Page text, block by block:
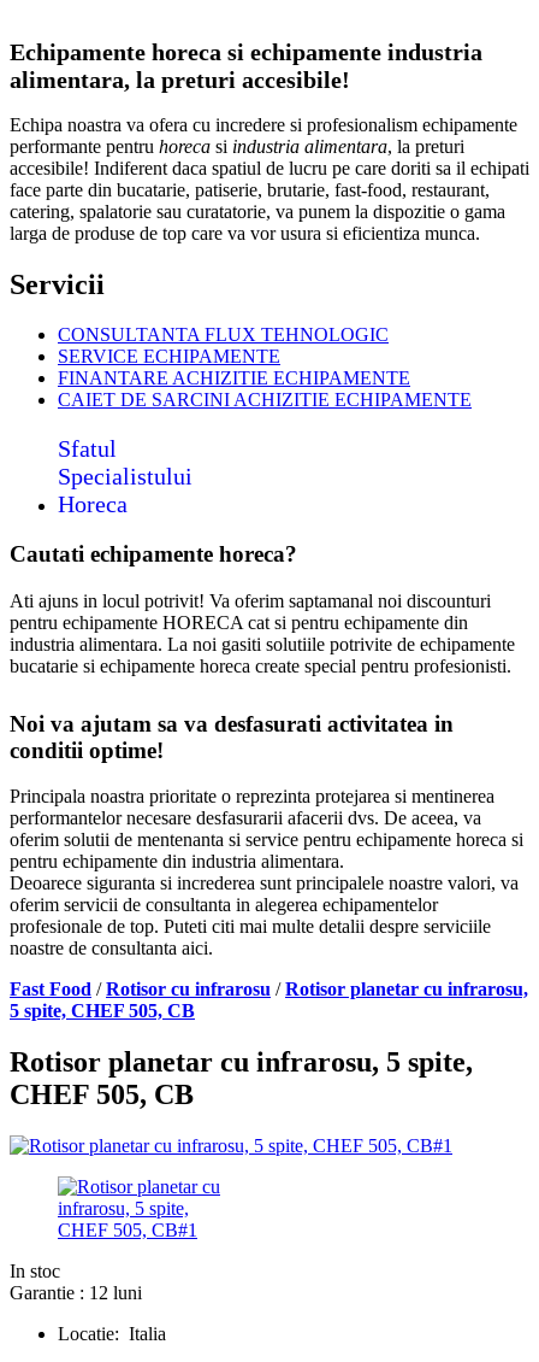
Echipamente horeca si echipamente industria
alimentara, la preturi accesibile!
Echipa noastra va ofera cu incredere si profesionalism echipamente
performante pentru horeca si industria alimentara, la preturi
accesibile! Indiferent daca spatiul de lucru pe care doriti sa il echipati
face parte din bucatarie, patiserie, brutarie, fast-food, restaurant,
catering, spalatorie sau curatatorie, va punem la dispozitie o gama
larga de produse de top care va vor usura si eficientiza munca.
Servicii
CONSULTANTA FLUX TEHNOLOGIC
SERVICE ECHIPAMENTE
FINANTARE ACHIZITIE ECHIPAMENTE
CAIET DE SARCINI ACHIZITIE ECHIPAMENTE
Sfatul
Specialistului
Horeca
Cautati echipamente horeca?
Ati ajuns in locul potrivit! Va oferim saptamanal noi discounturi
pentru echipamente HORECA cat si pentru echipamente din
industria alimentara. La noi gasiti solutiile potrivite de echipamente
bucatarie si echipamente horeca create special pentru profesionisti.
Noi va ajutam sa va desfasurati activitatea in
conditii optime!
Principala noastra prioritate o reprezinta protejarea si mentinerea
performantelor necesare desfasurarii afacerii dvs. De aceea, va
oferim solutii de mentenanta si service pentru echipamente horeca si
pentru echipamente din industria alimentara.
Deoarece siguranta si increderea sunt principalele noastre valori, va
oferim servicii de consultanta in alegerea echipamentelor
profesionale de top. Puteti citi mai multe detalii despre serviciile
noastre de consultanta aici.
Fast Food /Rotisor cu infrarosu /Rotisor planetar cu infrarosu,
5 spite, CHEF 505, CB
Rotisor planetar cu infrarosu, 5 spite,
CHEF 505, CB
In stoc
Garantie : 12 luni
Locatie: Italia